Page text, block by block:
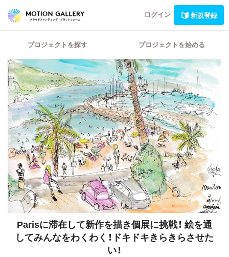
ログイン 新規登録
プロジェクトを探す プロジェクトを始める
Parisに滞在して新作を描き個展に挑戦！ 絵を通
してみんなをわくわく！ドキドキきらきらさせた
い！